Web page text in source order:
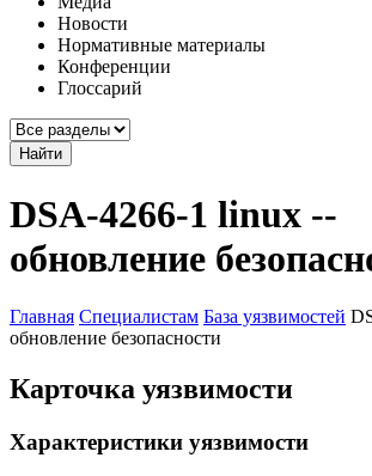
Новости
Нормативные материалы
Конференции
Глоссарий
Найти
DSA-4266-1 linux --
обновление
Главная Специалистам База уязвимостей
обновление безопасности
Карточка уязвимости
Характеристики уязвимости